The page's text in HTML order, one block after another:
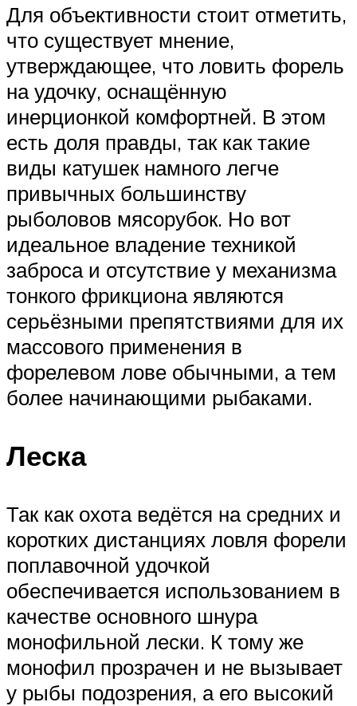
Для объективности стоит отметить,
что существует мнение,
утверждающее, что ловить форель
на удочку, оснащённую
инерционкой комфортней. В этом
есть доля правды, так как такие
виды катушек намного легче
привычных большинству
рыболовов мясорубок. Но вот
идеальное владение техникой
заброса и отсутствие у механизма
тонкого фрикциона являются
серьёзными препятствиями для их
массового применения в
форелевом лове обычными, а тем
более начинающими рыбаками.
Леска
Так как охота ведётся на средних и
коротких дистанциях ловля форели
поплавочной удочкой
обеспечивается использованием в
качестве основного шнура
монофильной лески. К тому же
монофил прозрачен и не вызывает
у рыбы подозрения, а его высокий